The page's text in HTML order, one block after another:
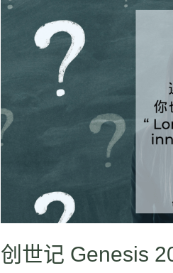
创世记 Genesis
创
18